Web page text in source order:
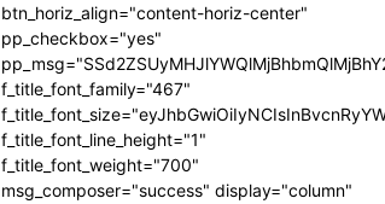
btn_horiz_align="content-horiz-center"
pp_checkbox="yes"
f_title_font_family="467"
f_title_font_line_height="1"
f_title_font_weight="700"
msg_composer="success" display="column"